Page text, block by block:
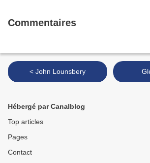
Commentaires
< John Lounsbery
Hébergé par Canalblog
Top articles
Pages
Contact